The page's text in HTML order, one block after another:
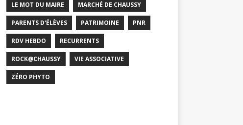
LE MOT DU MAIRE MARCHÉ DE CHAUSSY
PARENTS D'ÉLÈVES PATRIMOINE PNR
RDV HEBDO RECURRENTS
ROCK@CHAUSSY VIE ASSOCIATIVE
ZÉRO PHYTO